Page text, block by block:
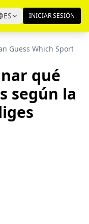
ES INICIAR SESIÓN
Guess Which Sport
qué
según la